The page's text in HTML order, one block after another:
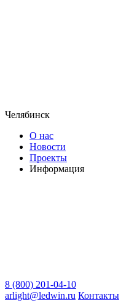
Челябинск
О нас
Новости
Проекты
Информация
8 (800) 201-04-10
arlight@ledwin.ru Контакты